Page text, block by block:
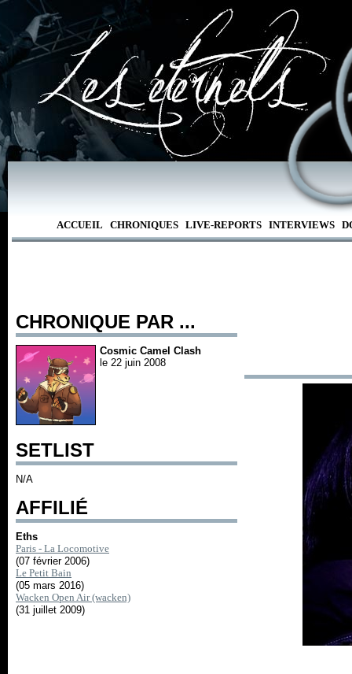
ACCUEIL CHRONIQUES LIVE-REPORTS INTERVIEWS
CHRONIQUE PAR ...
Cosmic Camel Clash
le 22 juin 2008
SETLIST
N/A
AFFILIÉ
Eths
Paris - La Locomotive
(07 février 2006)
Le Petit Bain
(05 mars 2016)
Wacken Open Air (wacken)
(31 juillet 2009)